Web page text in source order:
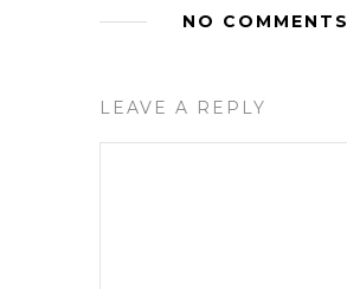
NO COMMENTS
LEAVE A REPLY